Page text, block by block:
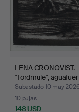
LENA CRONQVIST.
"Tordmule",
Subastado 10 may 2026
10 pujas
148 USD